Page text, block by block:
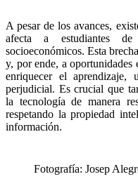
A pesar de los avances,
afecta a estudiantes
socioeconómicos. Esta
y, por ende, a
enriquecer el aprendizaje,
perjudicial. Es crucial que
la tecnología de manera
respetando la propiedad
información.
Fotografía: Josep